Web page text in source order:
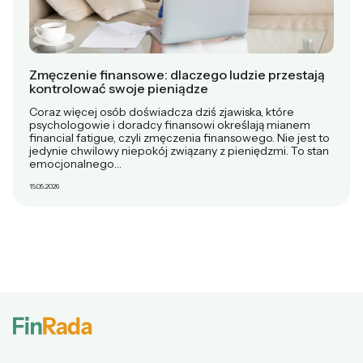
Zmęczenie finansowe: dlaczego ludzie przestają
kontrolować swoje pieniądze
Coraz więcej osób doświadcza dziś zjawiska, które
psychologowie i doradcy finansowi określają mianem
financial fatigue, czyli zmęczenia finansowego. Nie jest to
jedynie chwilowy niepokój związany z pieniędzmi. To stan
emocjonalnego…
15.05.2026